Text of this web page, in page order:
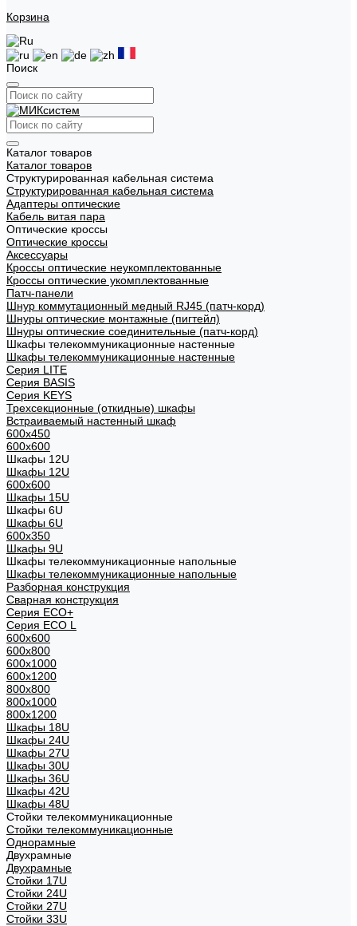
Корзина
Поиск
Каталог товаров
Каталог товаров
Структурированная кабельная система
Структурированная кабельная система
Адаптеры оптические
Кабель витая пара
Оптические кроссы
Оптические кроссы
Аксессуары
Кроссы оптические неукомплектованные
Кроссы оптические укомплектованные
Патч-панели
Шнур коммутационный медный RJ45 (патч-корд)
Шнуры оптические монтажные (пигтейл)
Шнуры оптические соединительные (патч-корд)
Шкафы телекоммуникационные настенные
Шкафы телекоммуникационные настенные
Cерия LITE
Cерия BASIS
Cерия KEYS
Трехсекционные (откидные) шкафы
Встраиваемый настенный шкаф
600x450
600x600
Шкафы 12U
Шкафы 12U
600x600
Шкафы 15U
Шкафы 6U
Шкафы 6U
600x350
Шкафы 9U
Шкафы телекоммуникационные напольные
Шкафы телекоммуникационные напольные
Разборная конструкция
Сварная конструкция
Серия ECO+
Серия ECO L
600x600
600x800
600х1000
600х1200
800x800
800х1000
800х1200
Шкафы 18U
Шкафы 24U
Шкафы 27U
Шкафы 30U
Шкафы 36U
Шкафы 42U
Шкафы 48U
Стойки телекоммуникационные
Стойки телекоммуникационные
Однорамные
Двухрамные
Двухрамные
Стойки 17U
Стойки 24U
Стойки 27U
Стойки 33U